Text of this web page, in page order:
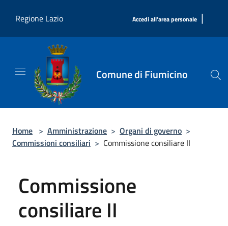
Regione Lazio
Accedi all'area personale |
Comune di Fiumicino
Home > Amministrazione > Organi di governo >
Commissioni consiliari > Commissione consiliare II
Commissione
consiliare II